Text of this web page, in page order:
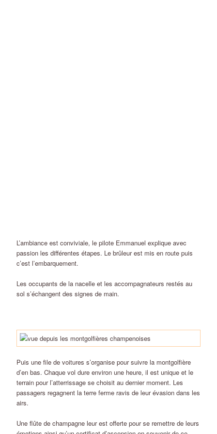
L’ambiance est conviviale, le pilote Emmanuel explique avec
passion les différentes étapes. Le brûleur est mis en route puis
c’est l’embarquement.
Les occupants de la nacelle et les accompagnateurs restés au
sol s’échangent des signes de main.
Puis une file de voitures s’organise pour suivre la montgolfière
d’en bas. Chaque vol dure environ une heure, il est unique et le
terrain pour l’atterrissage se choisit au dernier moment. Les
passagers regagnent la terre ferme ravis de leur évasion dans les
airs.
Une flûte de champagne leur est offerte pour se remettre de leurs